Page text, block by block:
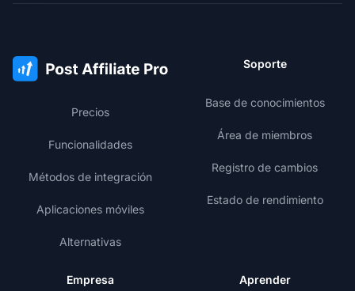
Precios
Funcionalidades
Métodos de integración
Aplicaciones móviles
Alternativas
Soporte
Base de conocimientos
Área de miembros
Registro de cambios
Estado de rendimiento
Empresa Aprender